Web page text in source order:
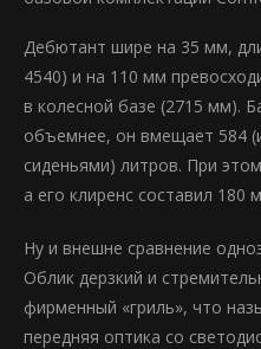
Дебютант шире на 35 мм,
4540) и на 110 мм
в колесной базе (2715 мм).
объемнее, он вмещает 584
сиденьями) литров. При
а его клиренс составил 180
Ну и внешне сравнение
Облик дерзкий и
фирменный «гриль», что
передняя оптика со